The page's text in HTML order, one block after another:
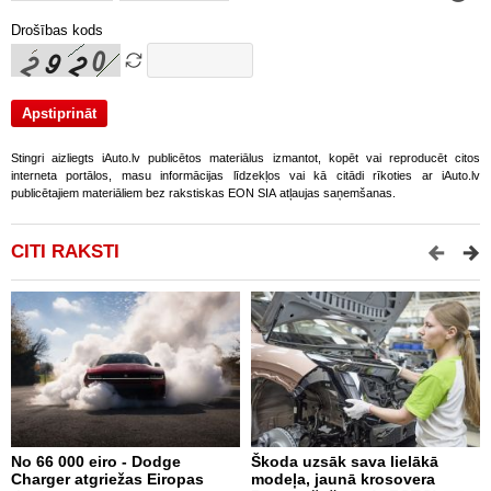
Drošības kods
Stingri aizliegts iAuto.lv publicētos materiālus izmantot, kopēt vai reproducēt citos
interneta portālos, masu informācijas līdzekļos vai kā citādi rīkoties ar iAuto.lv
publicētajiem materiāliem bez rakstiskas EON SIA atļaujas saņemšanas.
CITI RAKSTI
No 66 000 eiro - Dodge
Charger atgriežas Eiropas
Škoda uzsāk sava lielākā
modeļa, jaunā krosovera